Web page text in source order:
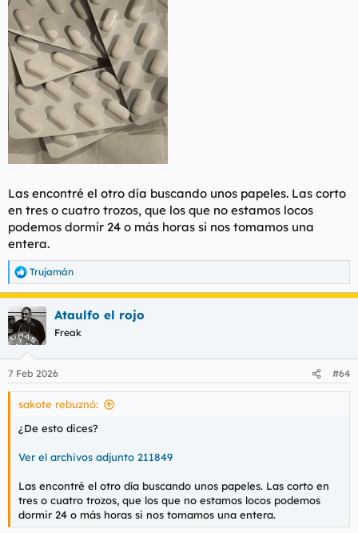
Las encontré el otro día buscando unos papeles. Las corto
en tres o cuatro trozos, que los que no estamos locos
podemos dormir 24 o más horas si nos tomamos una
entera.
R
e
a
c
c
i
e
s
Trujamán
Ataulfo el rojo
Freak
7 Feb 2026 #64
sakote rebuznó:
¿De esto dices?
Ver el archivos adjunto 211849
Las encontré el otro día buscando unos papeles. Las corto en
tres o cuatro trozos, que los que no estamos locos podemos
dormir 24 o más horas si nos tomamos una entera.